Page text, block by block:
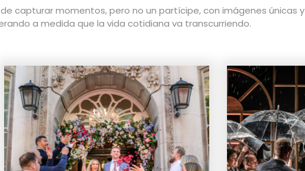
capturar momentos, pero no un partícipe, con imágenes únicas y
a medida que la vida cotidiana va transcurriendo.